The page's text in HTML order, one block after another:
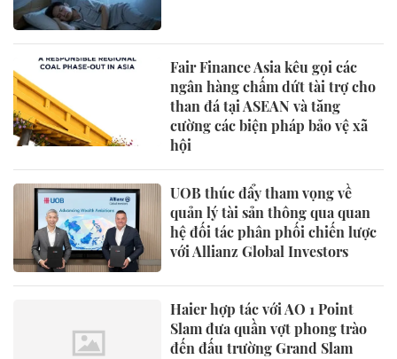
Fair Finance Asia kêu gọi các
ngân hàng chấm dứt tài trợ cho
than đá tại ASEAN và tăng
cường các biện pháp bảo vệ xã
hội
UOB thúc đẩy tham vọng về
quản lý tài sản thông qua quan
hệ đối tác phân phối chiến lược
với Allianz Global Investors
Haier hợp tác với AO 1 Point
Slam đưa quần vợt phong trào
đến đấu trường Grand Slam